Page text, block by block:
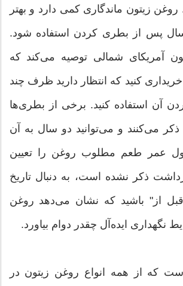
زیتون ماندگاری کمی دارد و بهتر
پس از بطری کردن استفاده شود.
آمریکای شمالی توصیه می‌کند که
کنید که انتظار دارید ظرف چند
آن استفاده کنید. برخی از بطری‌ها
ذکر می‌کنند و می‌توانید دو سال به آن
عمر طعم مطلوب روغن را تعیین
ذکر نشده است، به دنبال تاریخ
از" باشید که نشان می‌دهد روغن
نگهداری ایده‌آل چقدر دوام بیاورد.
که از همه انواع روغن زیتون در